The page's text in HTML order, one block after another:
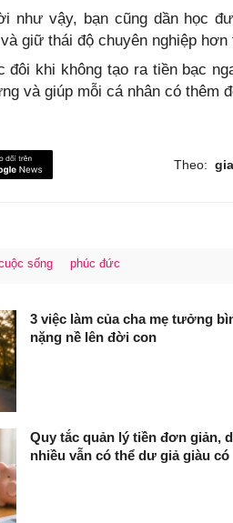
như vậy, bạn cũng dần học
giữ thái độ chuyên nghiệp hơn
đôi khi không tạo ra tiền bạc
và giúp mỗi cá nhân có thêm
Theo:
sống phúc đức
3 việc làm của cha mẹ tưởng
nặng nề lên đời con
Quy tắc quản lý tiền đơn giản,
nhiều vẫn có thể dư giả giàu có